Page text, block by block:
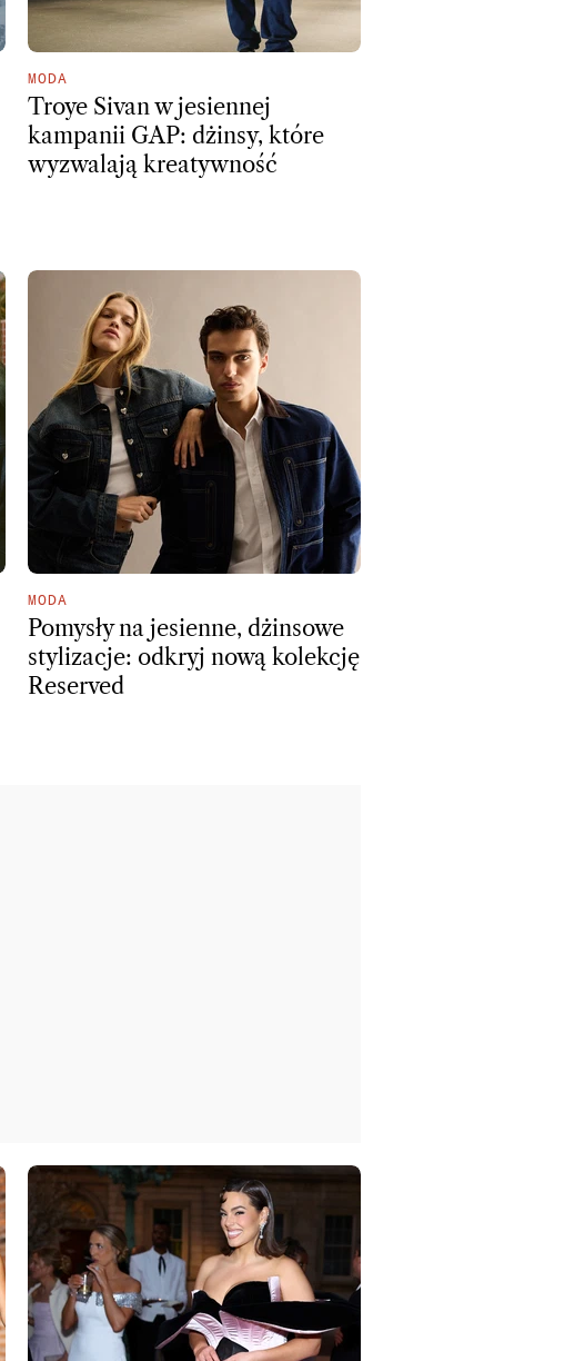
MODA
Troye Sivan w jesiennej
kampanii GAP: dżinsy, które
wyzwalają kreatywność
MODA
Pomysły na jesienne, dżinsowe
stylizacje: odkryj nową kolekcję
Reserved